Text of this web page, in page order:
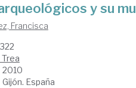
y su
Francisca
2010
Gijón. España